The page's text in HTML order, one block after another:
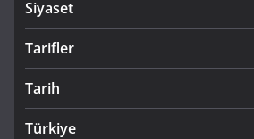
Siyaset
Tarifler
Tarih
Türkiye